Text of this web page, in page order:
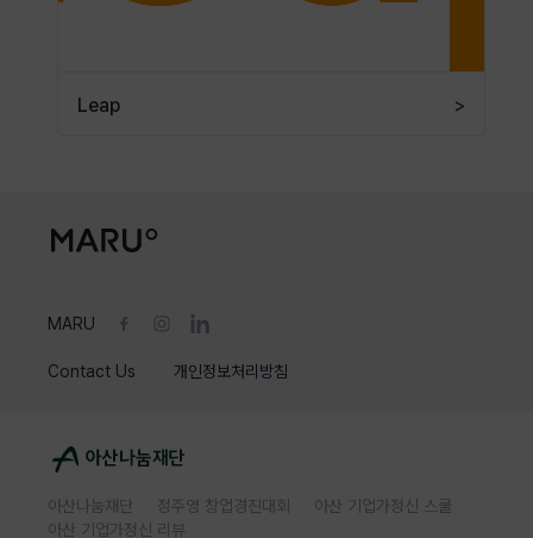
Leap >
MARU
Contact Us 개인정보처리방침
아산나눔재단 정주영 창업경진대회
아산 기업가정신 스쿨
아산 기업가정신 리뷰